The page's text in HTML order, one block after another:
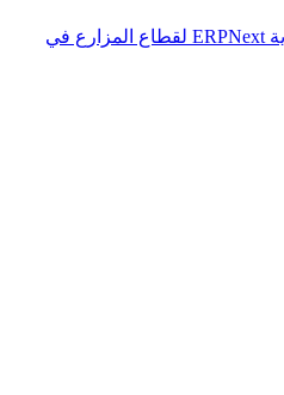
ERPNext لقطاع المزارع في